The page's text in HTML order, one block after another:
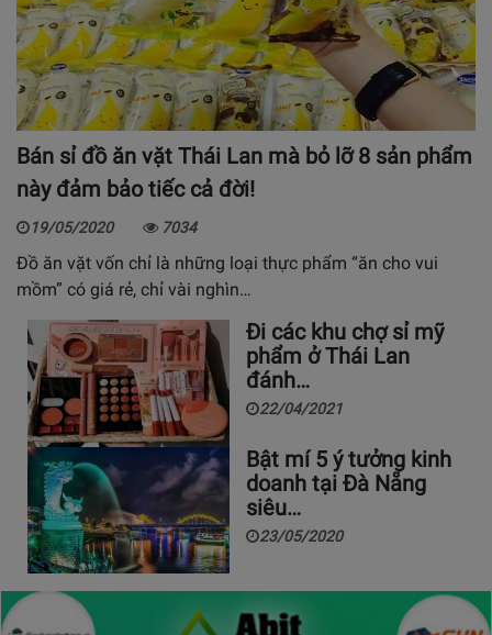
Bán sỉ đồ ăn vặt Thái Lan mà bỏ lỡ 8 sản phẩm
này đảm bảo tiếc cả đời!
19/05/2020 7034
Đồ ăn vặt vốn chỉ là những loại thực phẩm “ăn cho vui
mồm” có giá rẻ, chỉ vài nghìn…
Đi các khu chợ sỉ mỹ
phẩm ở Thái Lan
đánh…
22/04/2021
Bật mí 5 ý tưởng kinh
doanh tại Đà Nẵng
siêu…
23/05/2020